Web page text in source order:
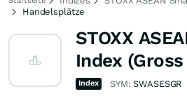
Handelsplätze
STOXX
Index
Index SYM:SWASESGR